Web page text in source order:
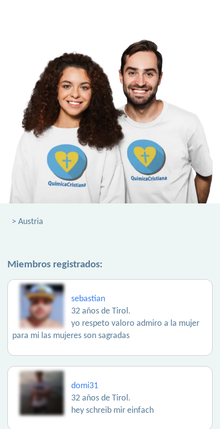
> Austria
Miembros registrados:
sebastian
32 años de Tirol.
yo respeto valoro admiro a la mujer
para mi las mujeres son sagradas
domi31
32 años de Tirol.
hey schreib mir einfach